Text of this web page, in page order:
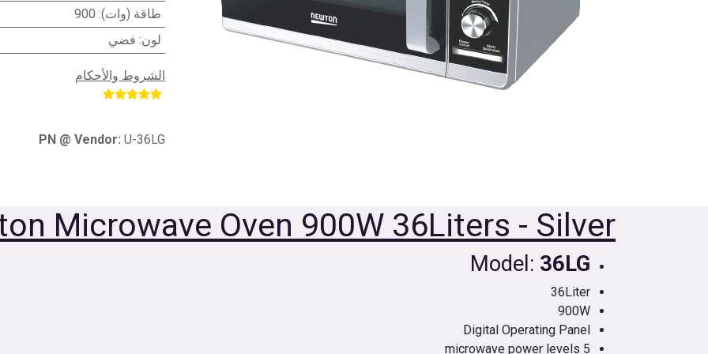
طاقة (وات):
900
لون: فضي
الشروط والأحكام
PN @ Vendor: U-36LG
Microwave Oven 900W 36Liters - Silver
Model: 36LG
36Liter
900W
Digital Operating Panel
5 microwave power levels